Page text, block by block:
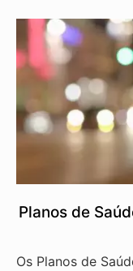
Planos de
Os Planos de